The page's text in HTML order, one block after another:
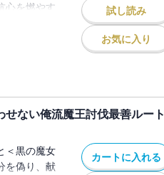
心を燃やす
策を弄し
試し読み
お気に入り
せない俺流魔王討伐最善ルート
＜黒の魔女
を偽り、献
カートに入れる